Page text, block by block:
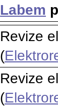
Labem
Revize
(
Revize
(